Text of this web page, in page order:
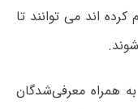
کرده اند می توانند تا
همراه معرفی‌شدگان